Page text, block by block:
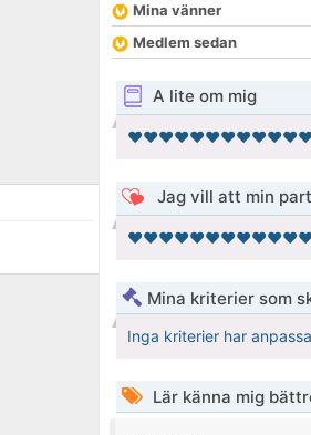
Mina vänner
Medlem sedan
A lite om mig
Jag vill att min
Mina kriterier som
Inga kriterier har
Lär känna mig